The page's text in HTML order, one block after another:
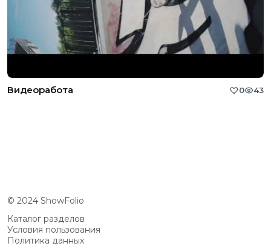
Видеоработа 0 43
© 2024 ShowFolio
Каталог разделов
Условия пользования
Политика данных